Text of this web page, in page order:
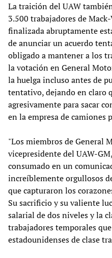
La traición del UAW
3.500 trabajadores de
finalizada abruptamente
de anunciar un acuerdo
obligado a mantener a los
la votación en General
la huelga incluso antes de
tentativo, dejando en claro
agresivamente para sacar
en la empresa de camiones
"Los miembros de General
vicepresidente del UAW-
consumado en un
increíblemente orgullosos
que capturaron los
Su sacrificio y su valiente
salarial de dos niveles y la
trabajadores temporales
estadounidenses de clase